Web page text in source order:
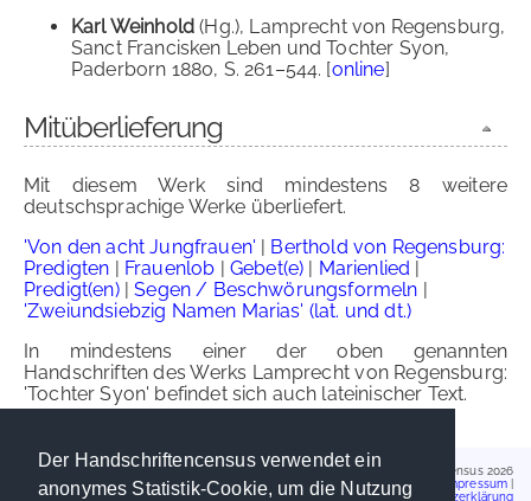
Der Handschriftencensus verwendet ein
anonymes Statistik-Cookie, um die Nutzung
Karl Weinhold(Hg.), Lamprecht von Regensburg,
Sanct Francisken Leben und Tochter Syon,
Paderborn 1880, S. 261–544. [online]
Mitüberlieferung
Mit diesem Werk sind mindestens 8 weitere
deutschsprachige Werke überliefert.
'Von den acht Jungfrauen' | Berthold von Regensburg:
Predigten | Frauenlob | Gebet(e) | Marienlied |
Predigt(en)|Segen / Beschwörungsformeln |
'Zweiundsiebzig Namen Marias' (lat. und dt.)
In mindestens einer der oben genannten
Handschriften des Werks Lamprecht von Regensburg:
'Tochter Syon' befindet sich auch lateinischer Text.
Handschriftencensus 2026
Impressum
Datenschutzerklärung